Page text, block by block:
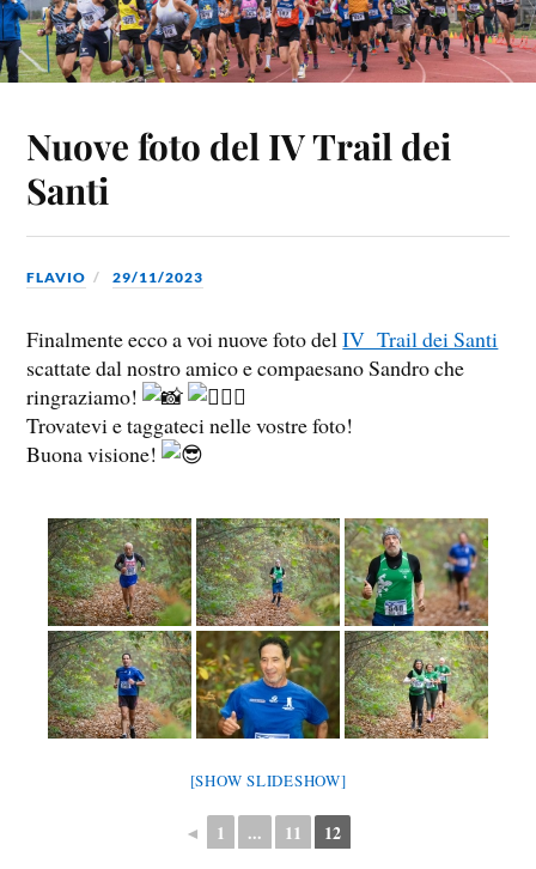
Nuove foto del IV Trail dei
Santi
FLAVIO 29/11/2023
Finalmente ecco a voi nuove foto delIV Trail dei Santi
scattate dal nostro amico e compaesano Sandro che
ringraziamo!
Trovatevi e taggateci nelle vostre foto!
Buona visione!
[SHOW SLIDESHOW]
◄ 1 ... 11 12